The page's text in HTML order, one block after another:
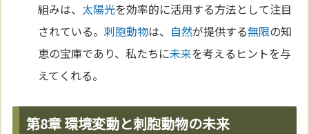
組みは、 太陽光を効率的に活用する方法として注目
されている。刺胞動物は、 自然が提供する無限の知
恵の宝庫であり、私たちに未来を考えるヒントを与
えてくれる。
第8章 環境変動と刺胞動物の未来